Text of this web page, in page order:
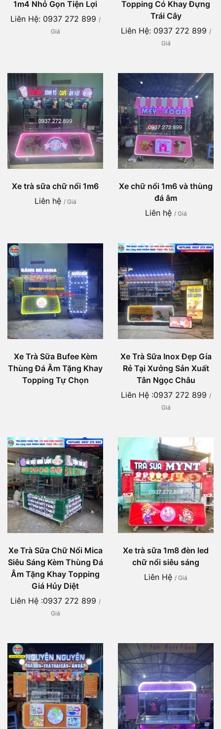
1m4 Nhỏ Gọn Tiện Lợi
Liên Hệ: 0937 272 899 /
Giá
Topping Có Khay Đựng
Trái Cây
Liên Hệ: 0937 272 899 /
Giá
Xe trà sữa chữ nổi 1m6
Liên hệ / Giá
Xe chữ nổi 1m6 và thùng
đá âm
Liên hệ / Giá
Xe Trà Sữa Bufee Kèm
Thùng Đá Âm Tặng Khay
Topping Tự Chọn
Xe Trà Sữa Inox Đẹp Gía
Rẻ Tại Xưởng Sản Xuất
Tân Ngọc Châu
Liên Hệ :0937 272 899 /
Giá
Xe Trà Sữa Chữ Nổi Mica
Siêu Sáng Kèm Thùng Đá
Âm Tặng Khay Topping
Giá Hủy Diệt
Liên Hệ :0937 272 899 /
Giá
Xe trà sữa 1m8 đèn led
chữ nổi siêu sáng
Liên Hệ / Giá